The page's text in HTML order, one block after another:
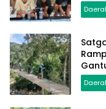
Mulai